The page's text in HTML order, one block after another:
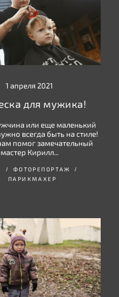
1 апреля 2021
для мужика!
или еще маленький
всегда быть на стиле!
помог замечательный
мастер Кирилл...
ФОТОРЕПОРТАЖ
ПАРИКМАХЕР